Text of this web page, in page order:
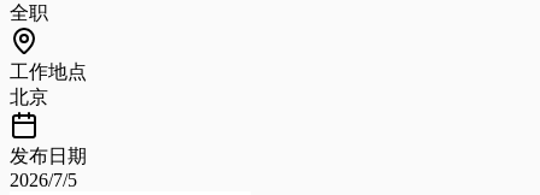
全职
工作地点
北京
发布日期
2026/7/5